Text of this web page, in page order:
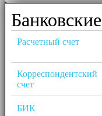
Расчетный счет
Корреспондентский
счет
БИК